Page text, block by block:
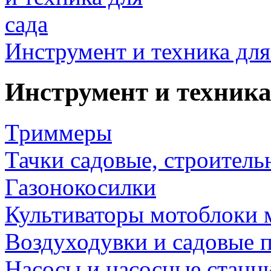
Инструмент и техника
Инструмент и
Триммеры
Тачки садовые,
Газонокосилки
Культиваторы мотоблоки
Воздуходувки и садовые